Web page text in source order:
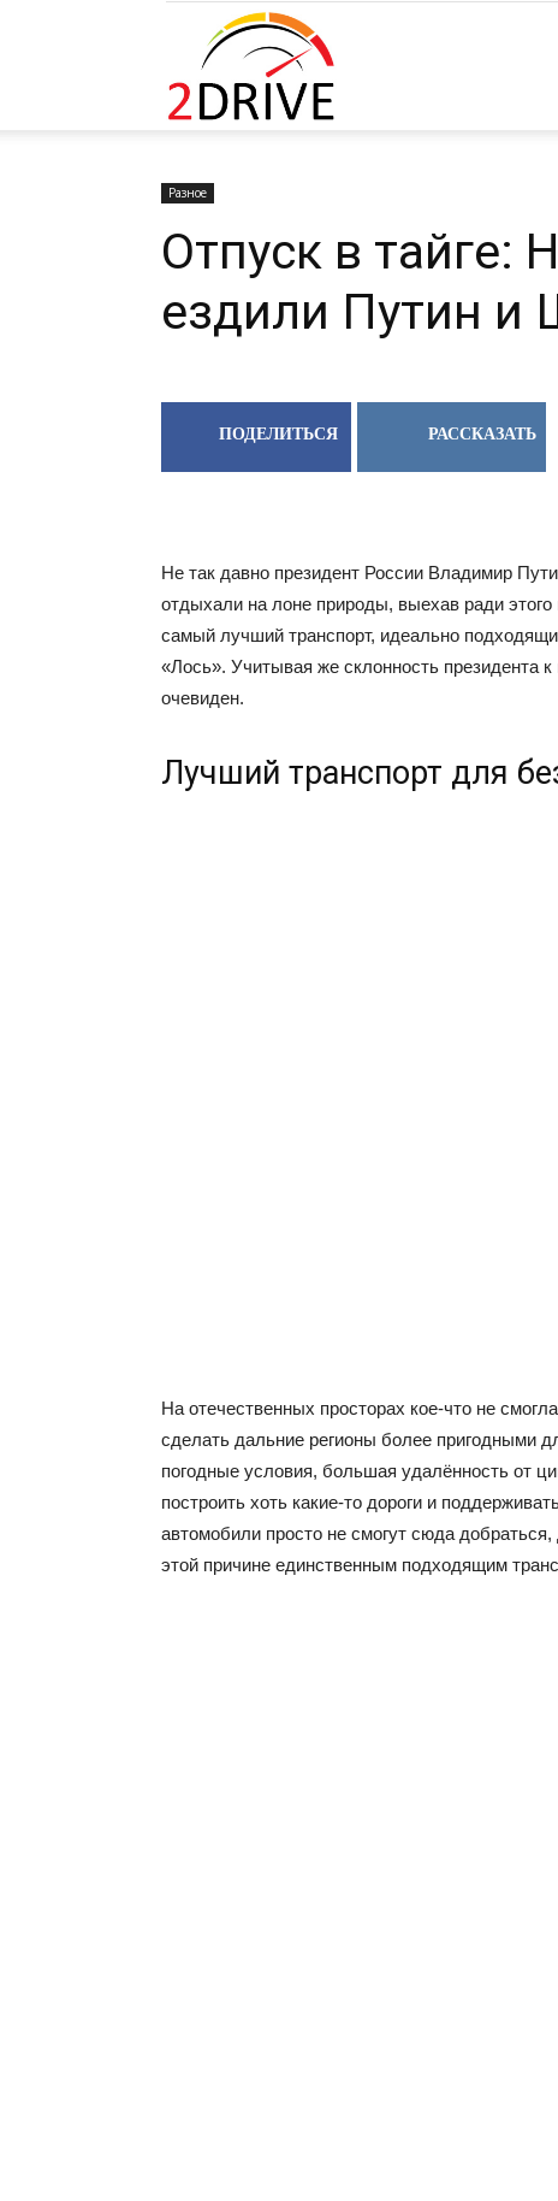
Разрешите сайту 2drive.ru отправлять
вам уведомления на рабочий стол
Разное
Отпуск в тайге:
ездили Путин и
ПОДЕЛИТЬСЯ РАССКАЗАТЬ
Не так давно президент России Владимир
отдыхали на лоне природы, выехав ради
самый лучший транспорт, идеально
«Лось». Учитывая же склонность президента
очевиден.
Лучший транспорт для
На отечественных просторах кое-что не
сделать дальние регионы более пригодными
погодные условия, большая удалённость от
построить хоть какие-то дороги и
автомобили просто не смогут сюда
этой причине единственным подходящим